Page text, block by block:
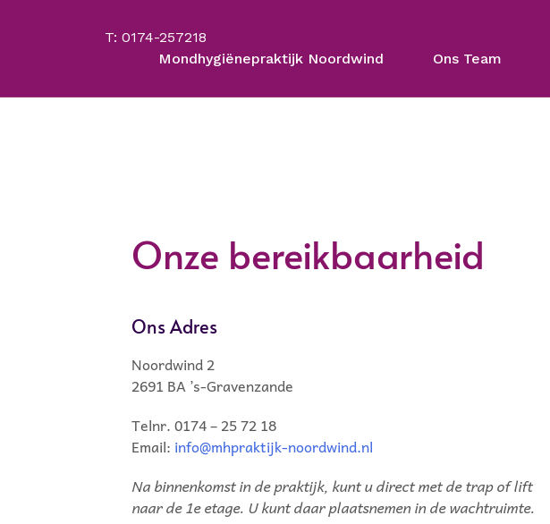
T: 0174-257218
Mondhygiënepraktijk Noordwind
Ons Team
Onze bereikbaarheid
Ons Adres
Noordwind 2
2691 BA ’s-Gravenzande
Telnr. 0174 – 25 72 18
Email: info@mhpraktijk-noordwind.nl
Na binnenkomst in de praktijk, kunt u direct met de trap of lift
naar de 1e etage. U kunt daar plaatsnemen in de wachtruimte.